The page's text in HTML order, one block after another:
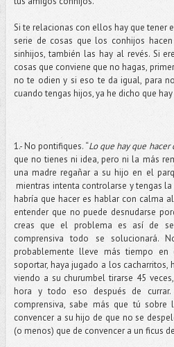
Si te relacionas con ellos hay que tener
serie de cosas que los conhijos
sinhijos, también las hay al revés. Si
cosas que conviene que no hagas,
no te odien y si eso te da igual, para
cuando tengas hijos, ya he dicho que
1.- No pontifiques. “Lo que hay que hacer
que no tienes ni idea, pero ni la más
una madre regañar a su hijo en el
mientras intenta controlarse y tengas
habría que hacer es hablar con calma
entender que no puede desnudarse
creas que el problema es así de
comprensiva todo se solucionará.
probablemente lleve más tiempo
soportar, haya jugado a los
viendo a su churumbel tirarse 45
hora y todo eso después de
comprensiva, sabe más que tú sobre
convencer a su hijo de que no se
(o menos) que de convencer a un ficus